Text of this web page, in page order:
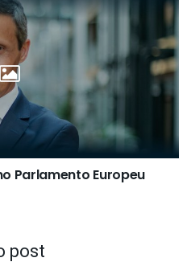
Parlamento Europeu
post